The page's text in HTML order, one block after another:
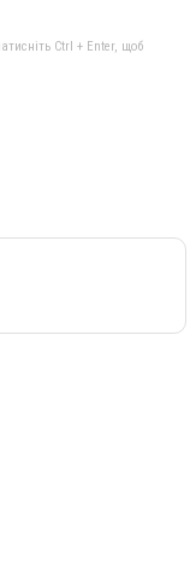
Ctrl + Enter, щоб